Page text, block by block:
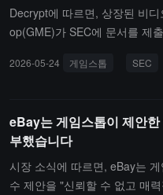
히 이 체인 활동을 주도하고
은 여전히 일부 증가하고 있습
Decrypt에 따르면, 상장된 비
op(GME)가 SEC에 문서를 제
재무 유연성을 높이기 위함입
전에 회사는 거절당한 바 있습
2026-05-24 게임스톱 SEC
eBay는 게임스톱이 제안
부했습니다
시장 소식에 따르면, eBay는
수 제안을 "신뢰할 수 없고 매